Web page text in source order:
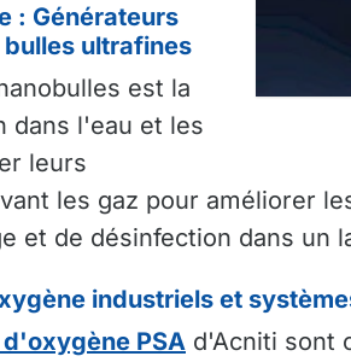
: Générateurs
ultrafines
est la
dans l'eau et les
leurs
les gaz pour améliorer
et de désinfection dans un
industriels et
PSA d'Acniti sont